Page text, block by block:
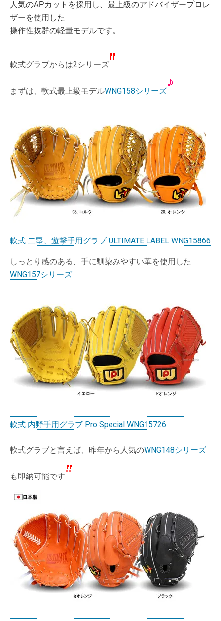
人気のAPカットを採用し、最上級のアドバイザープロレ
ザーを使用した
操作性抜群の軽量モデルです。
軟式グラブからは2シリーズ
まずは、軟式最上級モデルWNG158シリーズ
軟式 二塁、遊撃手用グラブ ULTIMATE LABEL WNG15866
しっとり感のある、手に馴染みやすい革を使用した
WNG157シリーズ
軟式 内野手用グラブ Pro Special WNG15726
軟式グラブと言えば、昨年から人気のWNG148シリーズ
も即納可能です